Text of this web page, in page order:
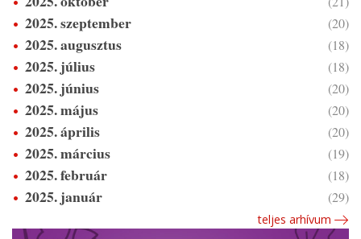
2025. szeptember (20)
2025. augusztus (18)
2025. július (18)
2025. június (20)
2025. május (20)
2025. április (20)
2025. március (19)
2025. február (18)
2025. január (29)
teljes arhívum